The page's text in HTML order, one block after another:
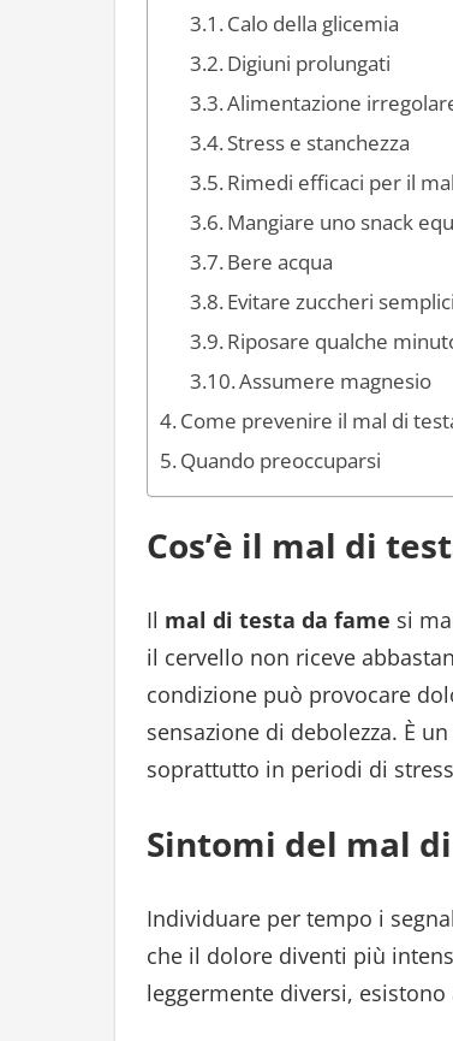
Calo della glicemia
Digiuni prolungati
Alimentazione
Stress e stanchezza
Rimedi efficaci per il
Mangiare uno snack
Bere acqua
Evitare zuccheri semplici
Riposare qualche
Assumere magnesio
Come prevenire il mal di
Quando preoccuparsi
Cos’è il mal di
Il mal di testa da fame si
il cervello non riceve
condizione può provocare
sensazione di debolezza. È
soprattutto in periodi di
Sintomi del mal
Individuare per tempo i
che il dolore diventi più
leggermente diversi,